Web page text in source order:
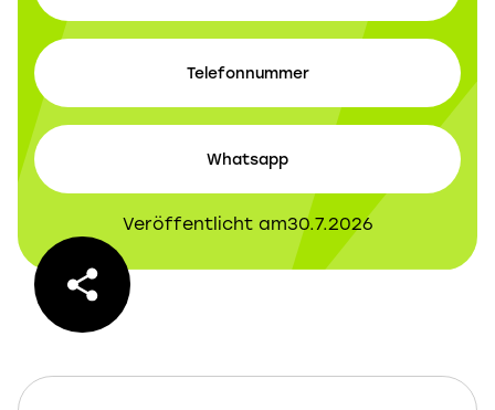
Telefonnummer
Whatsapp
Veröffentlicht am30.7.2026